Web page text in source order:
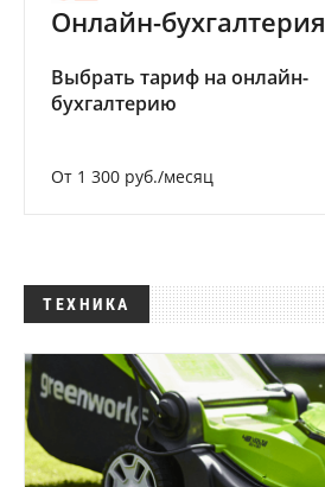
Онлайн-бухгалтерия
Выбрать тариф на онлайн-
бухгалтерию
От 1 300 руб./месяц
ТЕХНИКА